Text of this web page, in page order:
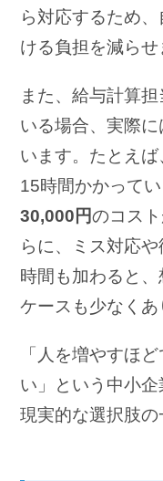
ら対応するため
ける負担を減らせ
また、給与計算
いる場合、実際
います。たとえ
15時間かかって
30,000円のコス
らに、ミス対応
時間も加わると
ケースも少なくあ
「人を増やすほ
い」という中小
現実的な選択肢の